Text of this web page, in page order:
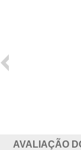
AVALIAÇÃO